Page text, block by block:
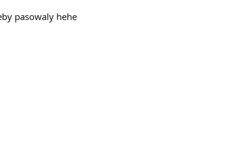
pasowaly hehe